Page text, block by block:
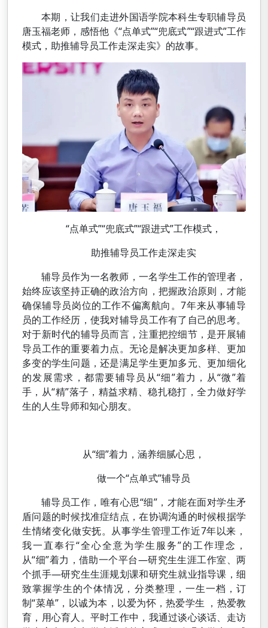
本期，让我们走进外国语学院本科生专职辅导员
唐玉福老师，感悟他《“点单式”“兜底式”“跟进式”工作
模式，助推辅导员工作走深走实》的故事。
“点单式”“兜底式”“跟进式”工作模式，
助推辅导员工作走深走实
辅导员作为一名教师，一名学生工作的管理者，
始终应该坚持正确的政治方向，把握政治原则，才能
确保辅导员岗位的工作不偏离航向。7年来从事辅导
员的工作经历，使我对辅导员工作有了自己的思考。
对于新时代的辅导员而言，注重把控细节，是开展辅
导员工作的重要着力点。无论是解决更加多样、更加
多变的学生问题，还是满足学生更加多元、更加细化
的发展需求，都需要辅导员从“细”着力，从“微”着
手，从“精”落子，精益求精、稳扎稳打，全力做好学
生的人生导师和知心朋友。
从“细”着力，涵养细腻心思，
做一个“点单式”辅导员
辅导员工作，唯有心思“细”，才能在面对学生矛
盾问题的时候找准症结点，在协调沟通的时候根据学
生情绪变化做安抚。从事学生管理工作近7年以来，
我一直奉行“全心全意为学生服务”的工作理念，
从“细”着力，借助一个平台—研究生生涯工作室、两
个抓手—研究生生涯规划课和研究生就业指导课，细
致掌握学生的个体情况，分类整理，一生一档，订
制“菜单”，以诚为本，以爱为怀，热爱学生 ，热爱教
育，用心育人。平时工作中，我通过谈心谈话、走访